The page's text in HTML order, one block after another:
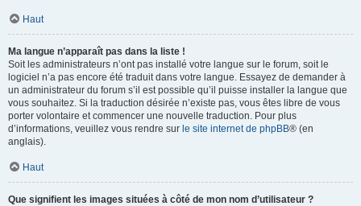
Haut
Ma langue n’apparaît pas dans la liste !
Soit les administrateurs n’ont pas installé votre langue sur le forum, soit le
logiciel n’a pas encore été traduit dans votre langue. Essayez de demander à
un administrateur du forum s’il est possible qu’il puisse installer la langue que
vous souhaitez. Si la traduction désirée n’existe pas, vous êtes libre de vous
porter volontaire et commencer une nouvelle traduction. Pour plus
d’informations, veuillez vous rendre sur le site internet de phpBB® (en
anglais).
Haut
Que signifient les images situées à côté de mon nom d’utilisateur ?